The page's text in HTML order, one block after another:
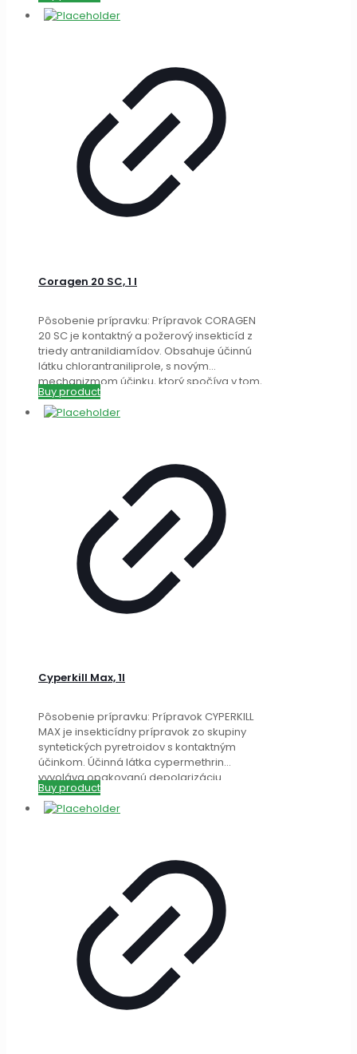
Coragen 20 SC, 1 l
Pôsobenie prípravku: Prípravok CORAGEN
20 SC je kontaktný a požerový insekticíd z
triedy antranildiamídov. Obsahuje účinnú
látku chlorantraniliprole, s novým
mechanizmom účinku, ktorý spočíva v tom,
[…]
Buy product
Cyperkill Max, 1l
Pôsobenie prípravku: Prípravok CYPERKILL
MAX je insekticídny prípravok zo skupiny
syntetických pyretroidov s kontaktným
účinkom. Účinná látka cypermethrin
vyvoláva opakovanú depolarizáciu
nervových membrán, nasledovanú kŕčom
a[…]
Buy product